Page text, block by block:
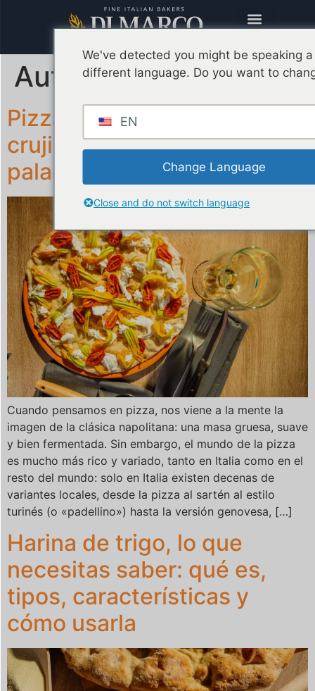
Autor:Emanuel Villa
Pizza romana redonda: el
crujido que conquista el
paladar
Cuando pensamos en pizza, nos viene a la mente la
imagen de la clásica napolitana: una masa gruesa, suave
y bien fermentada. Sin embargo, el mundo de la pizza
es mucho más rico y variado, tanto en Italia como en el
resto del mundo: solo en Italia existen decenas de
variantes locales, desde la pizza al sartén al estilo
turinés (o «padellino») hasta la versión genovesa, […]
Harina de trigo, lo que
necesitas saber: qué es,
tipos, características y
cómo usarla
We've detected you might be speaking a
different language. Do you want to
EN
Change Language
Close and do not switch language